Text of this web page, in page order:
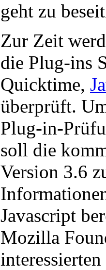
geht zu
Zur Zeit
die Plug-ins
Quicktime,
überprüft.
Plug-in-
soll die
Version 3.6
Javascript
Mozilla